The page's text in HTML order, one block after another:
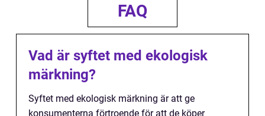
FAQ
Vad är syftet med ekologisk
märkning?
Syftet med ekologisk märkning är att ge
konsumenterna förtroende för att de köper